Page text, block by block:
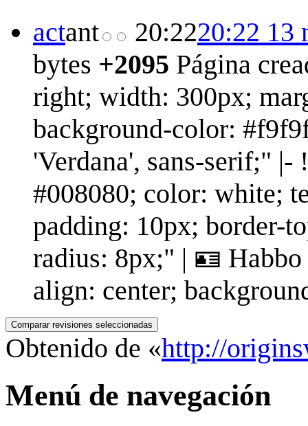
actant 20:2220:22 13
bytes +2095 Página
right; width: 300px;
background-color:
'Verdana', sans-serif;"
#008080; color: white;
padding: 10px; border-
radius: 8px;" | 🪪
align: center;
Obtenido de «http://
Menú de navegación